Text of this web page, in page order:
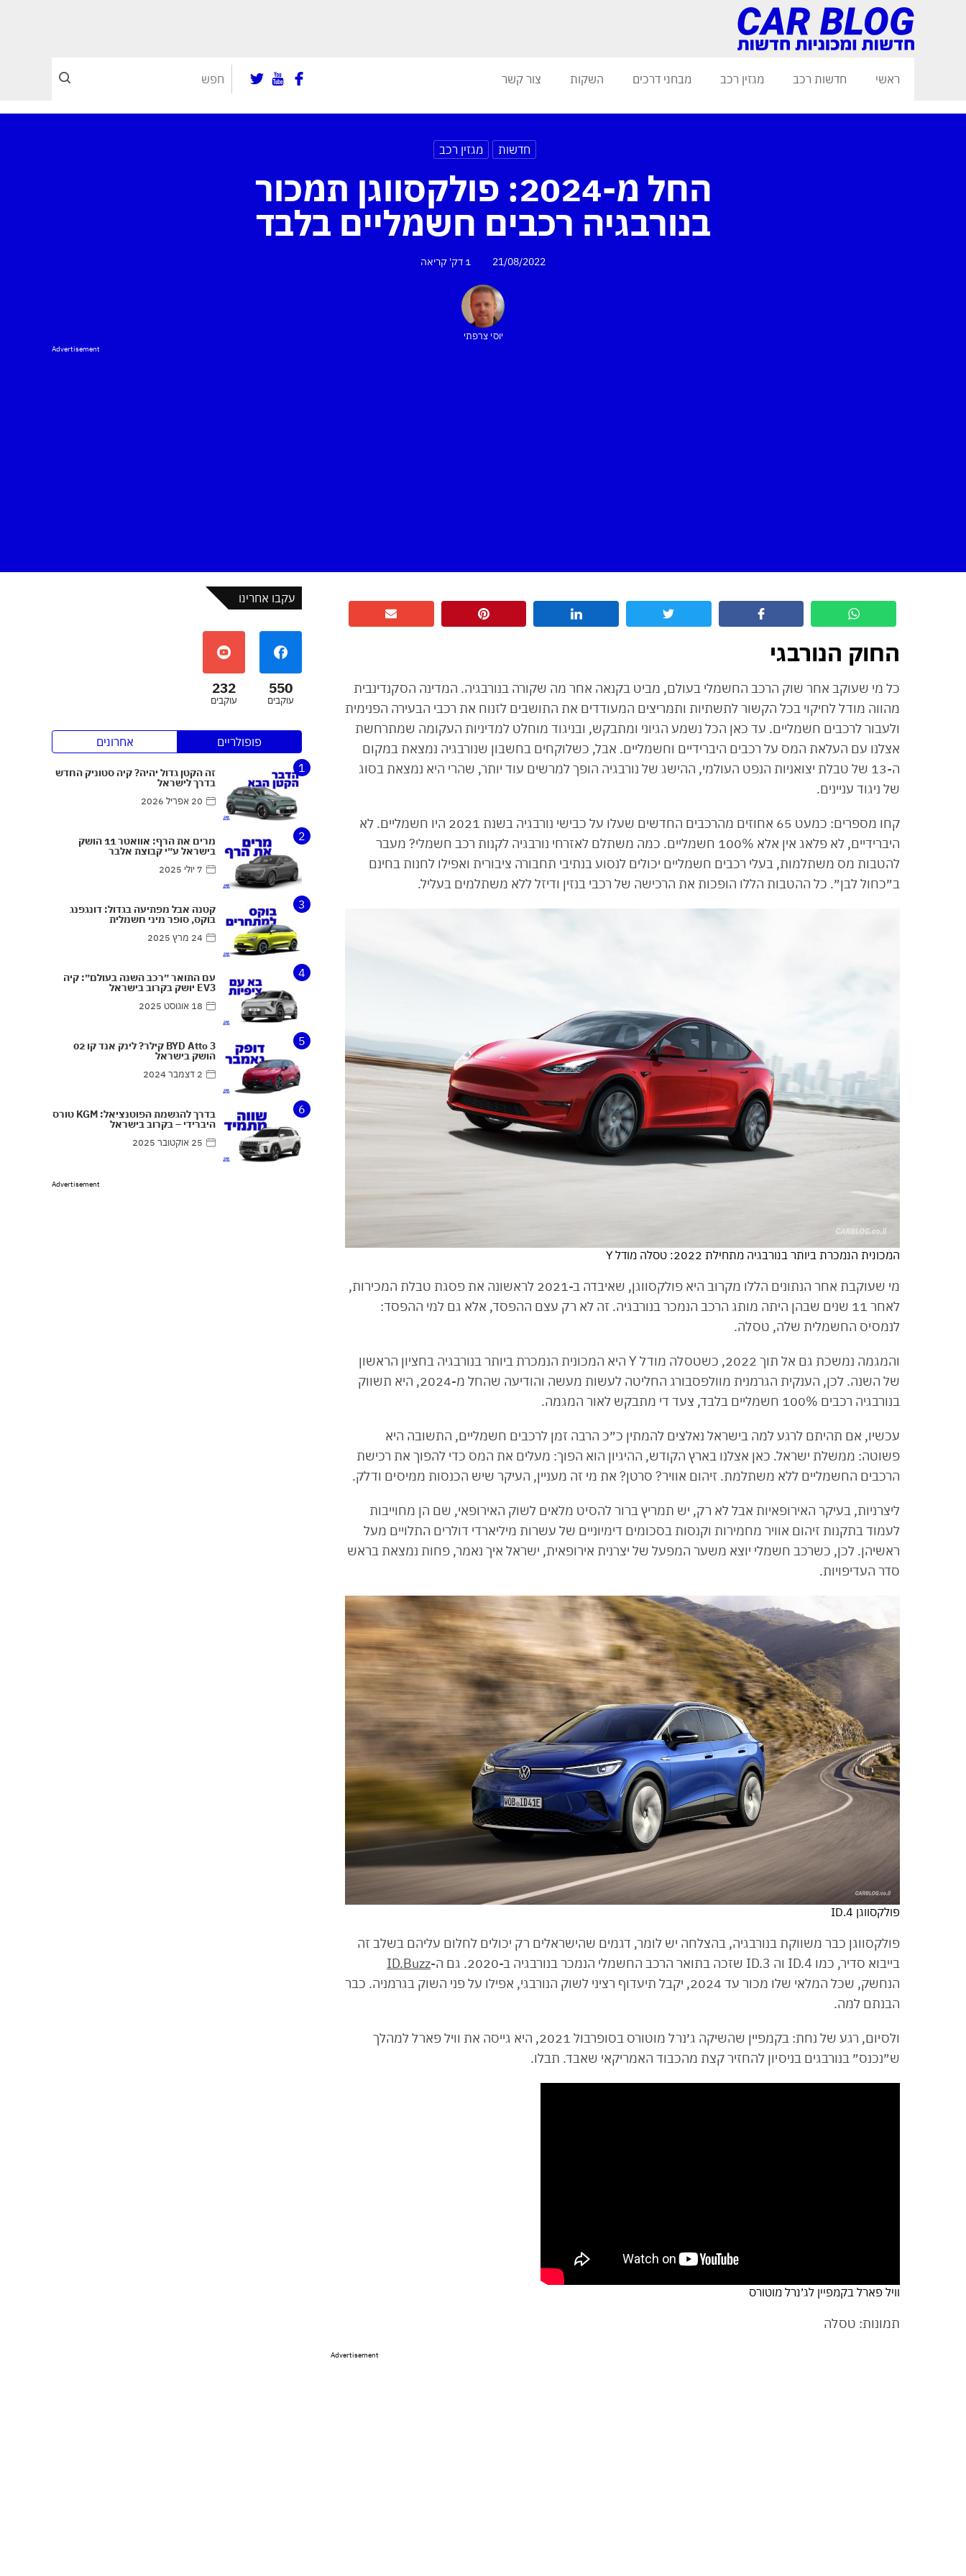
ראשי חדשות רכב מגזין רכב מבחני דרכים השקות צור קשר
חדשות מגזין רכב
החל מ-2024: פולקסווגן תמכור
בנורבגיה רכבים חשמליים בלבד
21/08/2022 1 דק' קריאה
יוסי צרפתי
Advertisement
החוק הנורבגי
כל מי שעוקב אחר שוק הרכב החשמלי בעולם, מביט בקנאה אחר מה שקורה בנורבגיה. המדינה הסקנדינבית
מהווה מודל לחיקוי בכל הקשור לתשתיות ותמריצים המעודדים את התושבים לזנוח את רכבי הבעירה הפנימית
ולעבור לרכבים חשמליים. עד כאן הכל נשמע הגיוני ומתבקש, ובניגוד מוחלט למדיניות העקומה שמתרחשת
אצלנו עם העלאת המס על רכבים היברידיים וחשמליים. אבל, כשלוקחים בחשבון שנורבגיה נמצאת במקום
ה-13 של טבלת יצואניות הנפט העולמי, ההישג של נורבגיה הופך למרשים עוד יותר, שהרי היא נמצאת בסוג
של ניגוד עניינים.
קחו מספרים: כמעט 65 אחוזים מהרכבים החדשים שעלו על כבישי נורבגיה בשנת 2021 היו חשמליים. לא
היברידיים, לא פלאג אין אלא 100% חשמליים. כמה משתלם לאזרחי נורבגיה לקנות רכב חשמלי? מעבר
להטבות מס משתלמות, בעלי רכבים חשמליים יכולים לנסוע בנתיבי תחבורה ציבורית ואפילו לחנות בחינם
ב״כחול לבן״. כל ההטבות הללו הופכות את הרכישה של רכבי בנזין ודיזל ללא משתלמים בעליל.
המכונית הנמכרת ביותר בנורבגיה מתחילת 2022: טסלה מודל Y
מי שעוקבת אחר הנתונים הללו מקרוב היא פולקסווגן, שאיבדה ב-2021 לראשונה את פסגת טבלת המכירות,
לאחר 11 שנים שבהן היתה מותג הרכב הנמכר בנורבגיה. זה לא רק עצם ההפסד, אלא גם למי ההפסד:
לנמסיס החשמלית שלה, טסלה.
והמגמה נמשכת גם אל תוך 2022, כשטסלה מודל Y היא המכונית הנמכרת ביותר בנורבגיה בחציון הראשון
של השנה. לכן, הענקית הגרמנית מוולפסבורג החליטה לעשות מעשה והודיעה שהחל מ-2024, היא תשווק
בנורבגיה רכבים 100% חשמליים בלבד, צעד די מתבקש לאור המגמה.
עכשיו, אם תהיתם לרגע למה בישראל נאלצים להמתין כ״כ הרבה זמן לרכבים חשמליים, התשובה היא
פשוטה: ממשלת ישראל. כאן אצלנו בארץ הקודש, ההיגיון הוא הפוך: מעלים את המס כדי להפוך את רכישת
הרכבים החשמליים ללא משתלמת. זיהום אוויר? סרטן? את מי זה מעניין, העיקר שיש הכנסות ממיסים ודלק.
ליצרניות, בעיקר האירופאיות אבל לא רק, יש תמריץ ברור להסיט מלאים לשוק האירופאי, שם הן מחוייבות
לעמוד בתקנות זיהום אוויר מחמירות וקנסות בסכומים דימיוניים של עשרות מיליארדי דולרים התלויים מעל
ראשיהן. לכן, כשרכב חשמלי יוצא משער המפעל של יצרנית אירופאית, ישראל איך נאמר, פחות נמצאת בראש
סדר העדיפויות.
פולקסווגן ID.4
פולקסווגן כבר משווקת בנורבגיה, בהצלחה יש לומר, דגמים שהישראלים רק יכולים לחלום עליהם בשלב זה
בייבוא סדיר, כמו ID.4 וה ID.3 שזכה בתואר הרכב החשמלי הנמכר בנורבגיה ב-2020. גם ה-
ID.Buzz
הנחשק, שכל המלאי שלו מכור עד 2024, יקבל תיעדוף רציני לשוק הנורבגי, אפילו על פני השוק בגרמניה. כבר
הבנתם למה.
ולסיום, רגע של נחת: בקמפיין שהשיקה ג׳נרל מוטורס בסופרבול 2021, היא גייסה את וויל פארל למהלך
ש״נכנס״ בנורבגים בניסיון להחזיר קצת מהכבוד האמריקאי שאבד. תבלו.
וויל פארל בקמפיין לג׳נרל מוטורס
תמונות: טסלה
Advertisement
עקבו אחרינו
550
עוקבים
232
עוקבים
פופולריים
אחרונים
1
זה הקטן גדול יהיה? קיה סטוניק החדש
בדרך לישראל
20 אפריל 2026
2 מרים את הרף: אוואטר 11 הושק
בישראל ע״י קבוצת אלבר
7 יולי 2025
3 קטנה אבל מפתיעה בגדול: דונגפנג
בוקס, סופר מיני חשמלית
24 מרץ 2025
4 עם התואר ״רכב השנה בעולם״: קיה
EV3 יושק בקרוב בישראל
18 אוגוסט 2025
5 BYD Atto 3 קילר? לינק אנד קו 02
הושק בישראל
2 דצמבר 2024
6 בדרך להגשמת הפוטנציאל: KGM טורס
היברידי – בקרוב בישראל
25 אוקטובר 2025
Advertisement